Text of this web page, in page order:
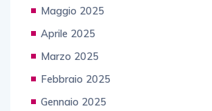
Maggio 2025
Aprile 2025
Marzo 2025
Febbraio 2025
Gennaio 2025